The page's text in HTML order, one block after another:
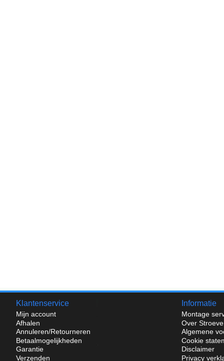
Klantenservice
Mijn account
Afhalen
Annuleren/Retourneren
Betaalmogelijkheden
Garantie
Verzenden
Informatie
Montage
Over
Algemene
Cookie
Disclaimer
Privacy